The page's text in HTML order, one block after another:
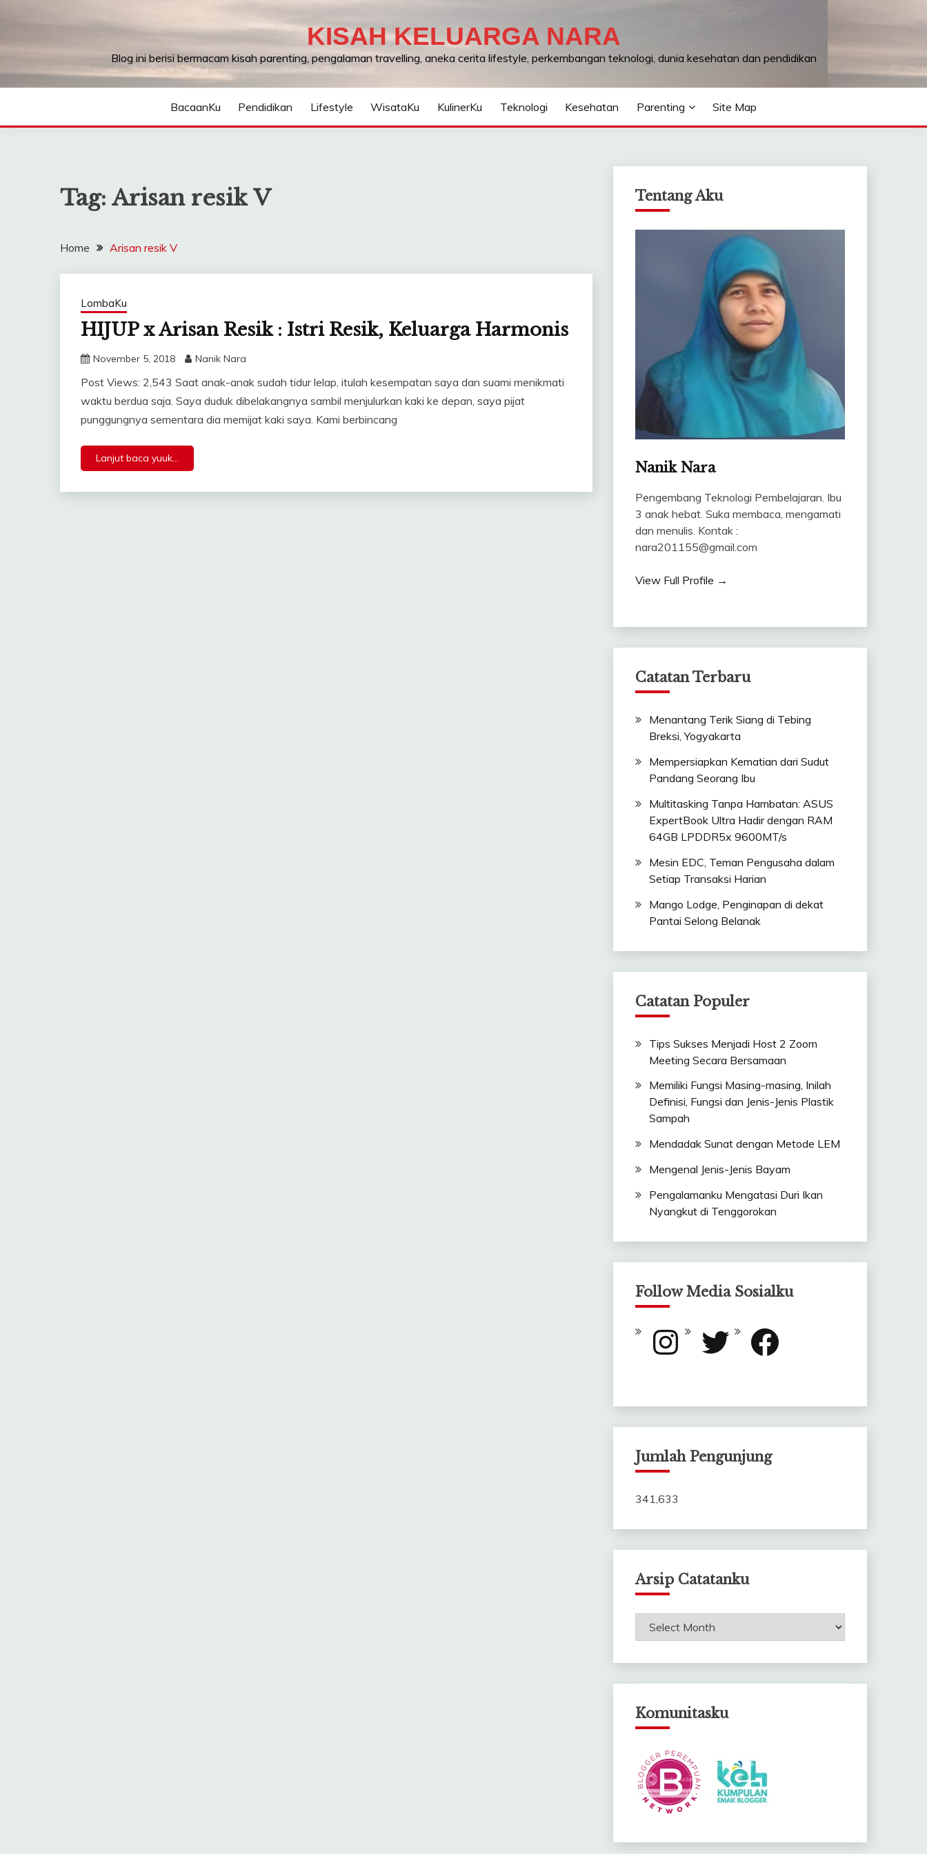
KISAH KELUARGA NARA
Blog ini berisi bermacam kisah parenting, pengalaman travelling, aneka cerita lifestyle, perkembangan teknologi, dunia kesehatan dan pendidikan
BacaanKu Pendidikan Lifestyle WisataKu KulinerKu Teknologi Kesehatan Parenting Site Map
Tag: Arisan resik V
Home Arisan resik V
LombaKu
HIJUP x Arisan Resik : Istri Resik, Keluarga Harmonis
November 5, 2018 Nanik Nara
Post Views: 2,543 Saat anak-anak sudah tidur lelap, itulah kesempatan saya dan suami menikmati
waktu berdua saja. Saya duduk dibelakangnya sambil menjulurkan kaki ke depan, saya pijat
punggungnya sementara dia memijat kaki saya. Kami berbincang
Lanjut baca yuuk...
Tentang Aku
Nanik Nara
Pengembang Teknologi Pembelajaran. Ibu
3 anak hebat. Suka membaca, mengamati
dan menulis. Kontak :
nara201155@gmail.com
View Full Profile →
Catatan Terbaru
Menantang Terik Siang di Tebing
Breksi, Yogyakarta
Mempersiapkan Kematian dari Sudut
Pandang Seorang Ibu
Multitasking Tanpa Hambatan: ASUS
ExpertBook Ultra Hadir dengan RAM
64GB LPDDR5x 9600MT/s
Mesin EDC, Teman Pengusaha dalam
Setiap Transaksi Harian
Mango Lodge, Penginapan di dekat
Pantai Selong Belanak
Catatan Populer
Tips Sukses Menjadi Host 2 Zoom
Meeting Secara Bersamaan
Memiliki Fungsi Masing-masing, Inilah
Definisi, Fungsi dan Jenis-Jenis Plastik
Sampah
Mendadak Sunat dengan Metode LEM
Mengenal Jenis-Jenis Bayam
Pengalamanku Mengatasi Duri Ikan
Nyangkut di Tenggorokan
Follow Media Sosialku
Instagram Twitter Facebook
Jumlah Pengunjung
341,633
Arsip Catatanku
Arsip
Komunitasku